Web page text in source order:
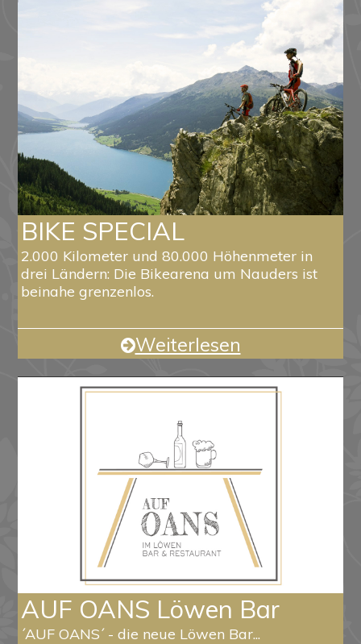
BIKE SPECIAL
2.000 Kilometer und 80.000 Höhenmeter in
drei Ländern: Die Bikearena um Nauders ist
beinahe grenzenlos.
Weiterlesen
AUF OANS Löwen Bar
´AUF OANS´ - die neue Löwen Bar...